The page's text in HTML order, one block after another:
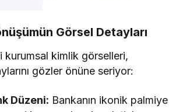
Görsel Detayları
kurumsal kimlik görselleri,
gözler önüne seriyor:
Düzeni: Bankanın ikonik palmiye